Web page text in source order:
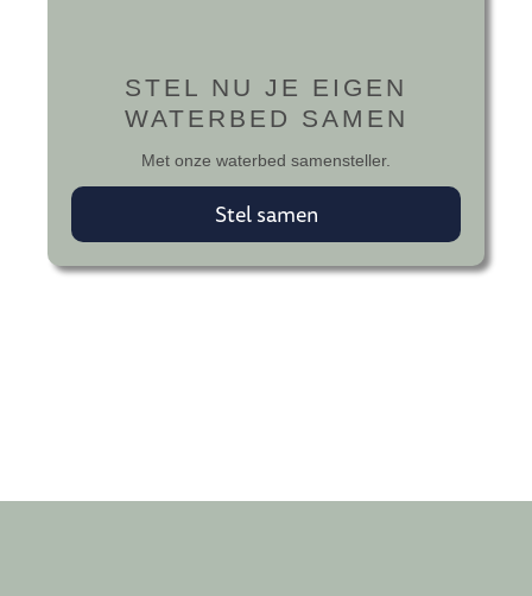
STEL NU JE EIGEN
WATERBED SAMEN
Met onze waterbed samensteller.
Stel samen